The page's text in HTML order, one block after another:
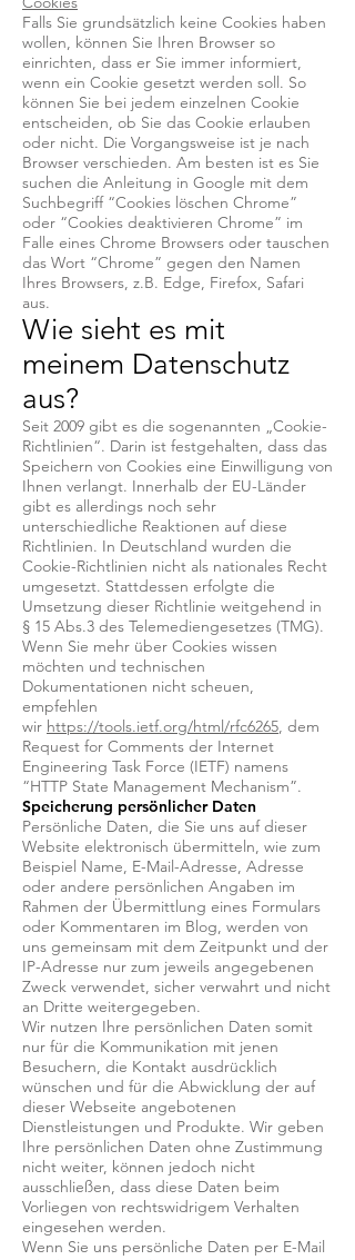
Falls Sie grundsätzlich keine Cookies haben
wollen, können Sie Ihren Browser so
einrichten, dass er Sie immer informiert,
wenn ein Cookie gesetzt werden soll. So
können Sie bei jedem einzelnen Cookie
entscheiden, ob Sie das Cookie erlauben
oder nicht. Die Vorgangsweise ist je nach
Browser verschieden. Am besten ist es Sie
suchen die Anleitung in Google mit dem
Suchbegriff “Cookies löschen Chrome”
oder “Cookies deaktivieren Chrome” im
Falle eines Chrome Browsers oder tauschen
das Wort “Chrome” gegen den Namen
Ihres Browsers, z.B. Edge, Firefox, Safari
aus.
Wie sieht es mit
meinem Datenschutz
aus?
Seit 2009 gibt es die sogenannten „Cookie-
Richtlinien“. Darin ist festgehalten, dass das
Speichern von Cookies eine Einwilligung von
Ihnen verlangt. Innerhalb der EU-Länder
gibt es allerdings noch sehr
unterschiedliche Reaktionen auf diese
Richtlinien. In Deutschland wurden die
Cookie-Richtlinien nicht als nationales Recht
umgesetzt. Stattdessen erfolgte die
Umsetzung dieser Richtlinie weitgehend in
§ 15 Abs.3 des Telemediengesetzes (TMG).
Wenn Sie mehr über Cookies wissen
möchten und technischen
Dokumentationen nicht scheuen,
empfehlen
wir https://tools.ietf.org/html/rfc6265, dem
Request for Comments der Internet
Engineering Task Force (IETF) namens
“HTTP State Management Mechanism”.
Speicherung persönlicher Daten
Persönliche Daten, die Sie uns auf dieser
Website elektronisch übermitteln, wie zum
Beispiel Name, E-Mail-Adresse, Adresse
oder andere persönlichen Angaben im
Rahmen der Übermittlung eines Formulars
oder Kommentaren im Blog, werden von
uns gemeinsam mit dem Zeitpunkt und der
IP-Adresse nur zum jeweils angegebenen
Zweck verwendet, sicher verwahrt und nicht
an Dritte weitergegeben.
Wir nutzen Ihre persönlichen Daten somit
nur für die Kommunikation mit jenen
Besuchern, die Kontakt ausdrücklich
wünschen und für die Abwicklung der auf
dieser Webseite angebotenen
Dienstleistungen und Produkte. Wir geben
Ihre persönlichen Daten ohne Zustimmung
nicht weiter, können jedoch nicht
ausschließen, dass diese Daten beim
Vorliegen von rechtswidrigem Verhalten
eingesehen werden.
Wenn Sie uns persönliche Daten per E-Mail